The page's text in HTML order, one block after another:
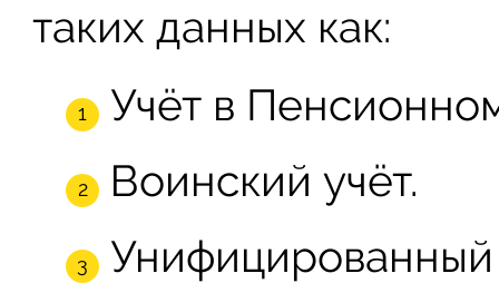
таких данных как:
Учёт в
Воинский учёт.
Унифицированный